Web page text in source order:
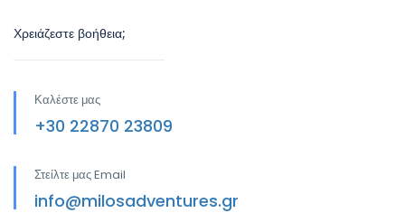
Χρειάζεστε βοήθεια;
Καλέστε μας
+30 22870 23809
Στείλτε μας Email
info@milosadventures.gr